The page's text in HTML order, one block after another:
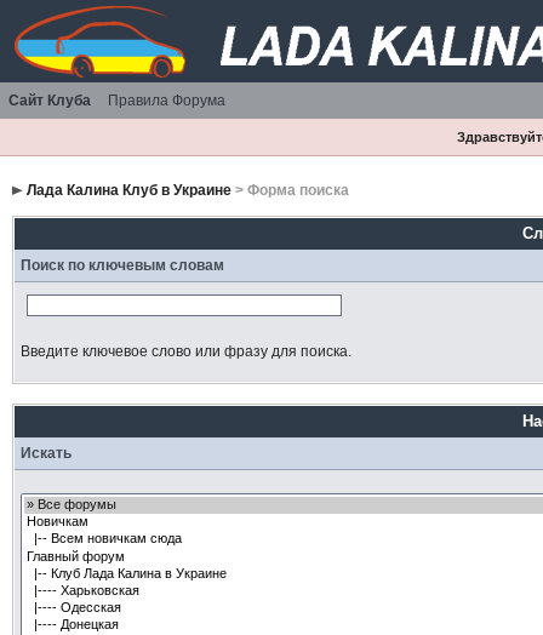
Сайт Клуба Правила Форума
Лада Калина Клуб в Украине> Форма поиска
Поиск по ключевым словам
Введите ключевое слово или фразу для поиска.
Искать